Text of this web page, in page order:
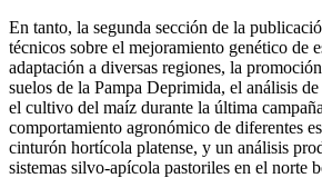
En tanto, la segunda sección de la
técnicos sobre el mejoramiento genético de
adaptación a diversas regiones, la
suelos de la Pampa Deprimida, el análisis
el cultivo del maíz durante la última
comportamiento agronómico de diferentes
cinturón hortícola platense, y un análisis
sistemas silvo-apícola pastoriles en el norte